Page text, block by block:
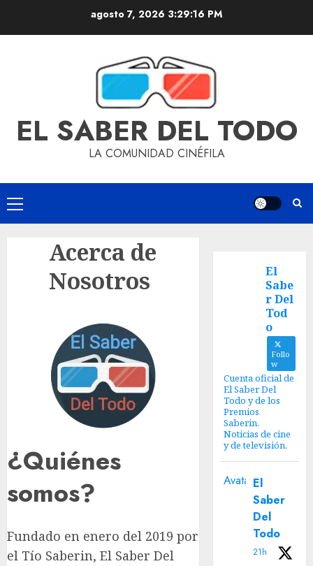
agosto 7, 2026 3:29:17 PM
EL SABER DEL TODO
LA COMUNIDAD CINÉFILA
Acerca de
Nosotros
¿Quiénes
somos?
Fundado en enero del 2019 por
el Tío Saberin, El Saber Del
El
Sabe
r Del
Tod
o
Follo
w
Cuenta oficial de
El Saber Del
Todo y de los
Premios
Saberin.
Noticias de cine
y de televisión.
Avatar El
Saber
Del
Todo
21h